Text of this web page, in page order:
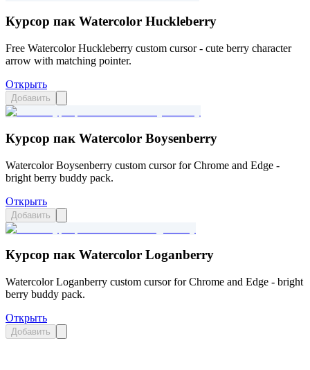
Курсор пак Watercolor Huckleberry
Free Watercolor Huckleberry custom cursor - cute berry character
arrow with matching pointer.
Открыть
Добавить
Курсор пак Watercolor Boysenberry
Watercolor Boysenberry custom cursor for Chrome and Edge -
bright berry buddy pack.
Открыть
Добавить
Курсор пак Watercolor Loganberry
Watercolor Loganberry custom cursor for Chrome and Edge - bright
berry buddy pack.
Открыть
Добавить